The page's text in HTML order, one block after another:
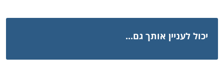
יכול לעניין אותך גם...